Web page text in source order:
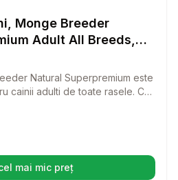
Hrana Uscata Caini
Monge Breeder
Adult All Breeds,
Natural Superpremium este
cainii adulti de toate rasele. Cu
nutrientii necesari pentru o
mai mic preț
(se deschide într-o filă nouă)